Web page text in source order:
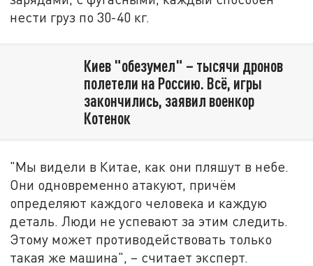
нести груз по 30-40 кг.
Киев "обезумел" – тысячи дронов
полетели на Россию. Всё, игры
закончились, заявил военкор
Котенок
"Мы видели в Китае, как они пляшут в небе.
Они одновременно атакуют, причём
определяют каждого человека и каждую
деталь. Люди не успевают за этим следить.
Этому может противодействовать только
такая же машина", – считает эксперт.